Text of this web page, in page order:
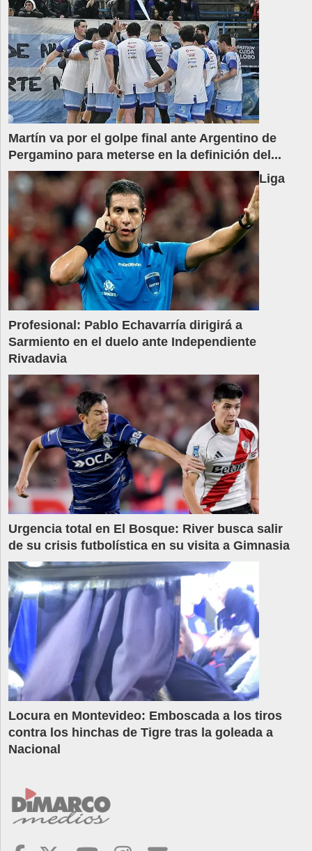
Martín va por el golpe final ante Argentino de
Pergamino para meterse en la definición del...
Liga
Profesional: Pablo Echavarría dirigirá a
Sarmiento en el duelo ante Independiente
Rivadavia
Urgencia total en El Bosque: River busca salir
de su crisis futbolística en su visita a Gimnasia
Locura en Montevideo: Emboscada a los tiros
contra los hinchas de Tigre tras la goleada a
Nacional